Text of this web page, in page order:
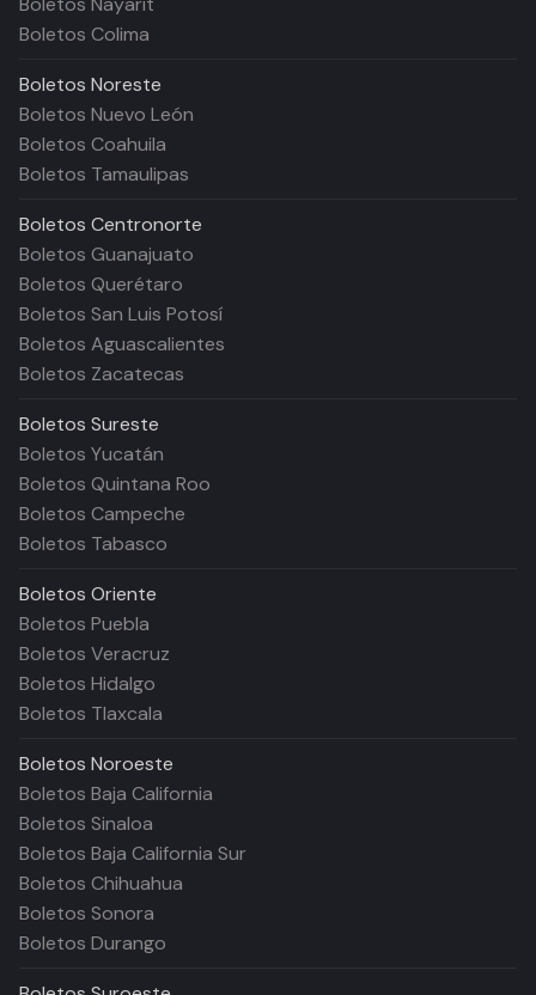
Boletos Colima
Boletos Noreste
Boletos Nuevo León
Boletos Coahuila
Boletos Tamaulipas
Boletos Centronorte
Boletos Guanajuato
Boletos Querétaro
Boletos San Luis Potosí
Boletos Aguascalientes
Boletos Zacatecas
Boletos Sureste
Boletos Yucatán
Boletos Quintana Roo
Boletos Campeche
Boletos Tabasco
Boletos Oriente
Boletos Puebla
Boletos Veracruz
Boletos Hidalgo
Boletos Tlaxcala
Boletos Noroeste
Boletos Baja California
Boletos Sinaloa
Boletos Baja California Sur
Boletos Chihuahua
Boletos Sonora
Boletos Durango